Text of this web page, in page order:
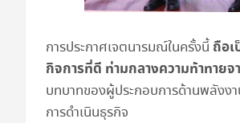
การประกาศเจตนารมณ์ในครั้งนี้ ถือ
กิจการที่ดี ท่ามกลางความท้าทา
บทบาทของผู้ประกอบการด้านพลังง
การดำเนินธุรกิจ